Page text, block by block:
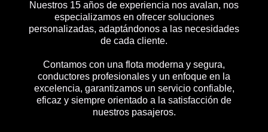
Nuestros 15 años de experiencia nos avalan, nos
especializamos en ofrecer soluciones
personalizadas, adaptándonos a las necesidades
de cada cliente.
Contamos con una flota moderna y segura,
conductores profesionales y un enfoque en la
excelencia, garantizamos un servicio confiable,
eficaz y siempre orientado a la satisfacción de
nuestros pasajeros.